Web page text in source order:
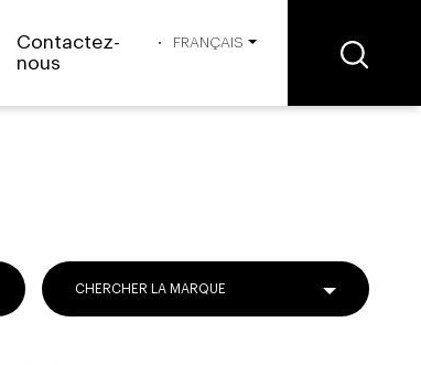
Contactez-
nous
FRANÇAIS
CHERCHER LA MARQUE